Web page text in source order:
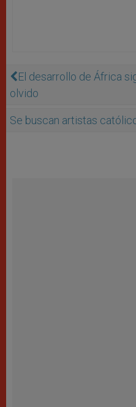
El desarrollo de África
olvido
Se buscan artistas